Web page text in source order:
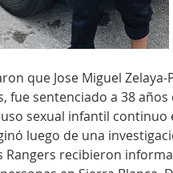
que Jose Miguel Zelaya-
fue sentenciado a 38
sexual infantil continuo
luego de una
Rangers recibieron